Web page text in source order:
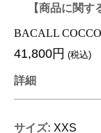
【商品に関す
BACALL
41,800円 (税込)
詳細
サイズ: XXS